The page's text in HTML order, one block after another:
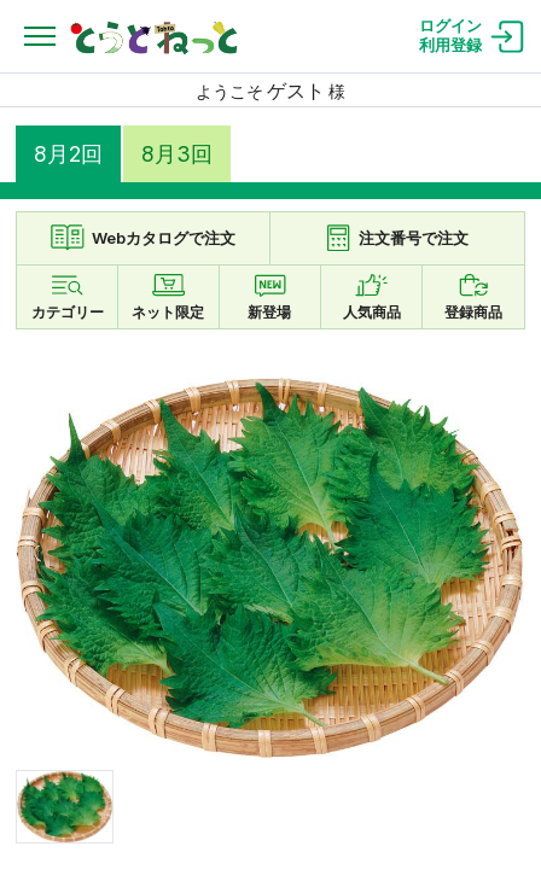
ログイン
利用登録
ようこそ ゲスト 様
8月2回 8月3回
Webカタログで注文 注文番号で注文
カテゴリー ネット限定 新登場 人気商品 登録商品